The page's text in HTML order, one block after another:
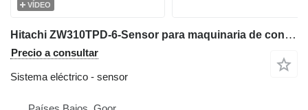
VÍDEO
Hitachi ZW310TPD-6-Sensor para maquinaria de construcción
Precio a consultar
Sistema eléctrico - sensor